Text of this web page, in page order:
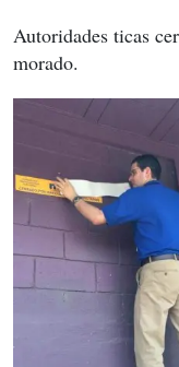
Autoridades ticas
morado.